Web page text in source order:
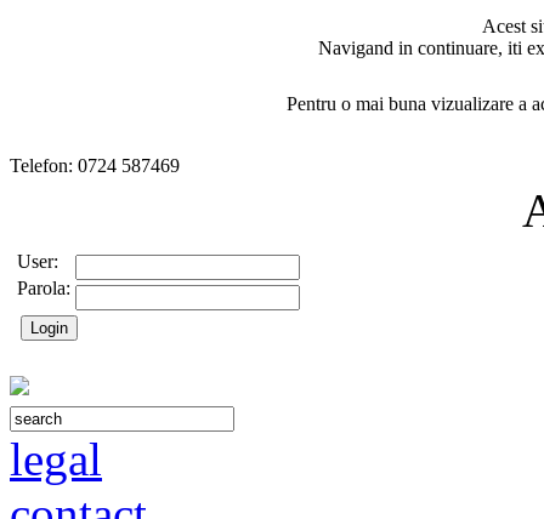
Acest
Navigand in continuare, iti
Pentru o mai buna vizualizare a
Telefon: 0724 587469
User:
Parola:
legal